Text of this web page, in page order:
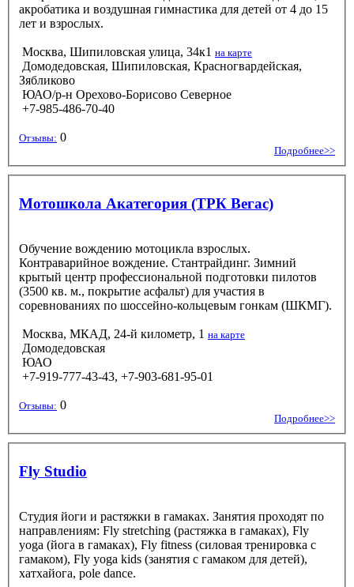
акробатика и воздушная гимнастика для детей от 4 до 15
лет и взрослых.
Москва, Шипиловская улица, 34к1 на карте
Домодедовская, Шипиловская, Красногвардейская,
Зябликово
ЮАО/р-н Орехово-Борисово Северное
+7-985-486-70-40
Отзывы: 0
Подробнее>>
Мотошкола Акатегория (ТРК Вегас)
Обучение вождению мотоцикла взрослых.
Контраварийное вождение. Стантрайдинг. Зимний
крытый центр профессиональной подготовки пилотов
(3500 кв. м., покрытие асфальт) для участия в
соревнованиях по шоссейно-кольцевым гонкам (ШКМГ).
Москва, МКАД, 24-й километр, 1 на карте
Домодедовская
ЮАО
+7-919-777-43-43, +7-903-681-95-01
Отзывы: 0
Подробнее>>
Fly Studio
Студия йоги и растяжки в гамаках. Занятия проходят по
направлениям: Fly stretching (растяжка в гамаках), Fly
yoga (йога в гамаках), Fly fitness (силовая тренировка с
гамаком), Fly yoga kids (занятия с гамаком для детей),
хатхайога, pole dance.